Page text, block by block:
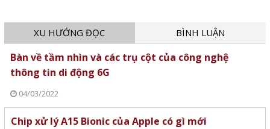
XU HƯỚNG ĐỌC BÌNH LUẬN
Bàn về tầm nhìn và các trụ cột của công nghệ
thông tin di động 6G
04/03/2022
Chip xử lý A15 Bionic của Apple có gì mới